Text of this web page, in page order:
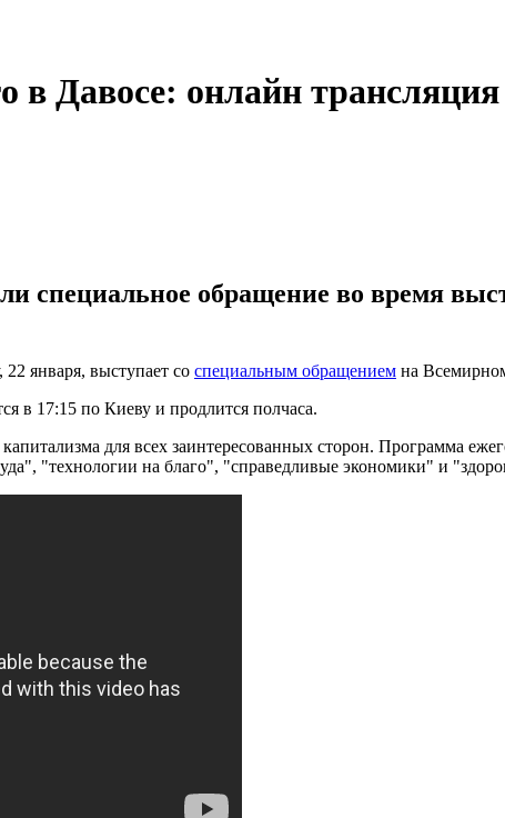
в Давосе: онлайн трансляция
специальное обращение во время
января, выступает со специальным обращением на
в 17:15 по Киеву и продлится полчаса.
для всех заинтересованных сторон. Программа
"технологии на благо", "справедливые экономики" и